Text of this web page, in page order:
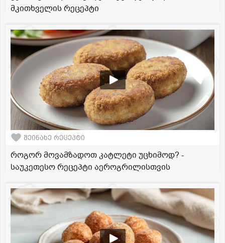
მკითხველის რეცეპტი
შეინახე რეცეპტი
როგორ მოვამზადოთ კატლეტი უცხიმოდ? -
საუკეთესო რეცეპტი აეროგრილისთვის